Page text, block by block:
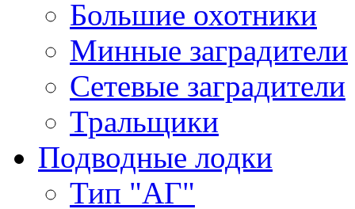
Большие охотники
Минные заградители
Сетевые заградители
Тральщики
Подводные лодки
Тип "АГ"